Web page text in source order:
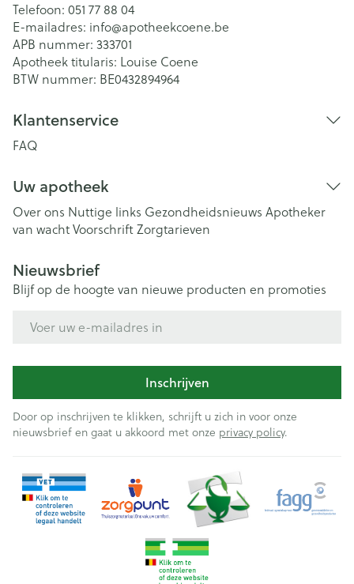
Telefoon: 051 77 88 04
E-mailadres: info@apotheekcoene.be
APB nummer: 333701
Apotheek titularis: Louise Coene
BTW nummer: BE0432894964
Klantenservice
FAQ
Uw apotheek
Over ons Nuttige links Gezondheidsnieuws Apotheker
van wachtVoorschriftZorgtarieven
Nieuwsbrief
Blijf op de hoogte van nieuwe producten en promoties
Inschrijven
Door op inschrijven te klikken, schrijft u zich in voor onze
nieuwsbrief en gaat u akkoord met onze privacy policy.